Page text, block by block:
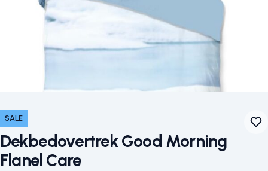
SALE
Dekbedovertrek Good Morning
Flanel Care